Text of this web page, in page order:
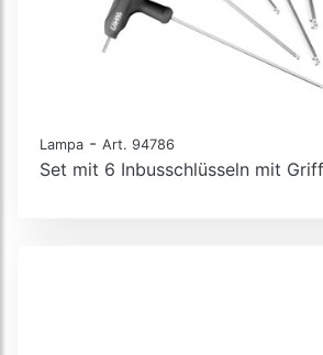
Lampa - Art. 94786
Set mit 6 Inbusschlüsseln mit Griff